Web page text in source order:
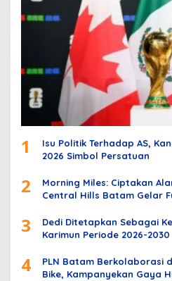
1
Isu Politik Terhadap AS,
2026 Simbol Persatuan
2
Morning Miles: Ciptakan
Central Hills Batam Gelar
3
Dedi Ditetapkan Sebagai
Karimun Periode 2026-2030
4
PLN Batam Berkolaborasi
Bike, Kampanyekan Gaya